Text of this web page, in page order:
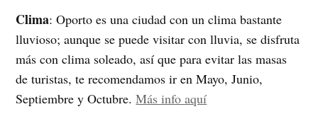
Clima: Oporto es una ciudad con un clima bastante
lluvioso; aunque se puede visitar con lluvia, se disfruta
más con clima soleado, así que para evitar las masas
de turistas, te recomendamos ir en Mayo, Junio,
Septiembre y Octubre.Más info aquí